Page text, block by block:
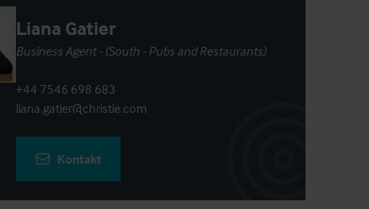
Liana Gatier
Business Agent - (South - Pubs and Restaurants)
+44 7546 698 683
liana.gatier@christie.com
Kontakt